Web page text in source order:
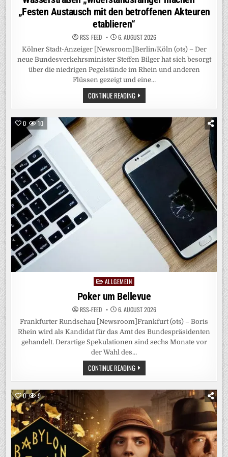
„Festen Austausch mit den betroffenen Akteuren
etablieren“
RSS-FEED 6. AUGUST 2026
Kölner Stadt-Anzeiger [Newsroom]Berlin/Köln (ots) – Der
neue Bundesverkehrsminister Steffen Bilger hat sich besorgt
über die niedrigen Pegelstände im Rhein und anderen
Flüssen gezeigt und eine…
CONTINUE READINGRHEIN-
PEGEL:
VERKEHRSMINISTER
„KURZFRISTIG
HANDELN“-
CDU-
POLITIKER
WILL
WASSERSTRASSEN „
WIDERSTANDSFÄHIGER M
„
FESTEN A
USTAUSCH M
IT D
EN B
ETROFFENEN A
KTEUREN E
TABLIEREN“
0 10
PostedALLGEMEIN
Poker um Bellevue
RSS-FEED 6. AUGUST 2026
Frankfurter Rundschau [Newsroom]Frankfurt (ots) – Boris
Rhein wird als Kandidat für das Amt des Bundespräsidenten
gehandelt. Derartige Spekulationen sind sechs Monate vor
der Wahl des…
CONTINUE READINGPOKER
UM
BELLEVUE
0 9